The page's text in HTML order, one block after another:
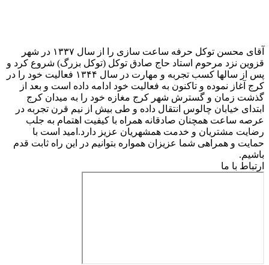
آقای محسن توکل حرفه ساعت سازی را از سال ۱۳۳۷ در شهر
قزوین نزد مرحوم استاد حاج صادق توکل (توکل بزرگ) شروع کرد و
پس از سالها کسب تجربه و مهارت در سال ۱۳۴۴ فعالیت خود را در
کرج آغاز نموده و تاکنون به فعالیت خود ادامه داده است و بعد از
گذشت زمان و گسترش شهر کرج مغازه خود را به میدان کرج
ابتدای خیابان چالوس انتقال داده و طی بیش از نیم قرن تجربه در
عرصه ساعت همچنان صادقانه همراه با کیفیت اهتمام به جلب
رضایت مشتریان و خدمت همشهریان عزیز دارد.امید است با
حمایت و همراهی شما عزیزان همواره بتوانیم در این راه ثابت قدم
باشیم.
ارتباط با ما